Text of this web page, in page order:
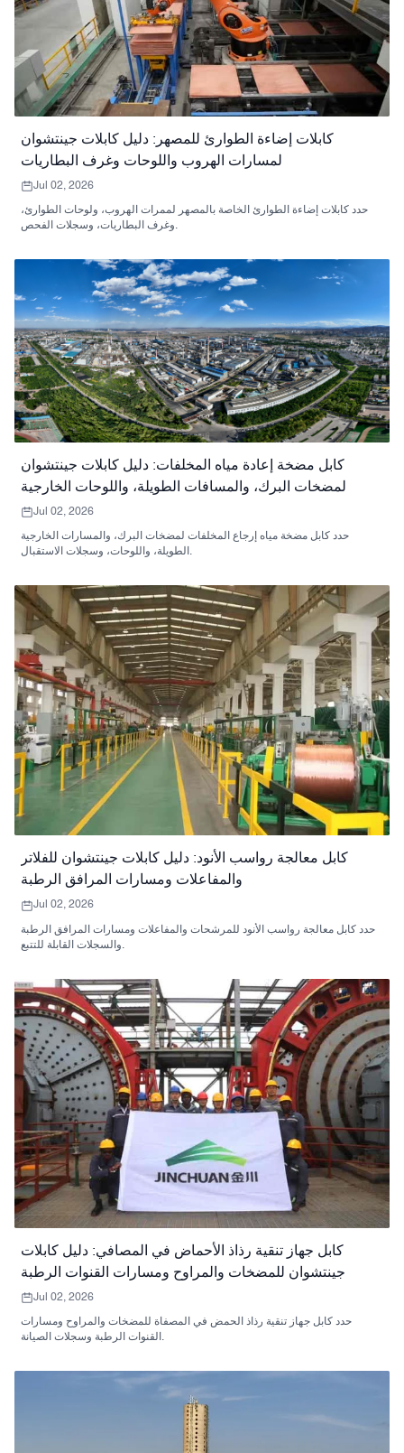
كابلات إضاءة الطوارئ للمصهر: دليل كابلات جينتشوان
لمسارات الهروب واللوحات وغرف البطاريات
Jul 02, 2026
حدد كابلات إضاءة الطوارئ الخاصة بالمصهر لممرات الهروب، ولوحات الطوارئ،
وغرف البطاريات، وسجلات الفحص.
كابل مضخة إعادة مياه المخلفات: دليل كابلات جينتشوان
لمضخات البرك، والمسافات الطويلة، واللوحات الخارجية
Jul 02, 2026
حدد كابل مضخة مياه إرجاع المخلفات لمضخات البرك، والمسارات الخارجية
الطويلة، واللوحات، وسجلات الاستقبال.
كابل معالجة رواسب الأنود: دليل كابلات جينتشوان للفلاتر
والمفاعلات ومسارات المرافق الرطبة
Jul 02, 2026
حدد كابل معالجة رواسب الأنود للمرشحات والمفاعلات ومسارات المرافق الرطبة
والسجلات القابلة للتتبع.
كابل جهاز تنقية رذاذ الأحماض في المصافي: دليل كابلات
جينتشوان للمضخات والمراوح ومسارات القنوات الرطبة
Jul 02, 2026
حدد كابل جهاز تنقية رذاذ الحمض في المصفاة للمضخات والمراوح ومسارات
القنوات الرطبة وسجلات الصيانة.